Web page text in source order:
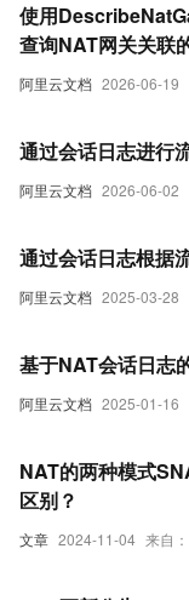
阿里云文档 2026-06-19
使用
查询NAT网关关联
阿里云文档 2026-06-02
通过会话日志进行
阿里云文档 2025-03-28
通过会话日志根据
阿里云文档 2025-01-16
基于NAT会话日志
文章 2024-11-04 来自
NAT的两种模式
区别？